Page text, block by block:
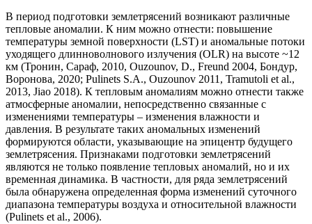
В период подготовки землетрясений возникают различные
тепловые аномалии. К ним можно отнести: повышение
температуры земной поверхности (LST) и аномальные потоки
уходящего длинноволнового излучения (OLR) на высоте ~12
км (Тронин, Сараф, 2010, Ouzounov, D., Freund 2004, Бондур,
Воронова, 2020; Pulinets S.A., Ouzounov 2011, Tramutoli et al.,
2013, Jiao 2018). К тепловым аномалиям можно отнести также
атмосферные аномалии, непосредственно связанные с
изменениями температуры – изменения влажности и
давления. В результате таких аномальных изменений
формируются области, указывающие на эпицентр будущего
землетрясения. Признаками подготовки землетрясений
являются не только появление тепловых аномалий, но и их
временная динамика. В частности, для ряда землетрясений
была обнаружена определенная форма изменений суточного
диапазона температуры воздуха и относительной влажности
(Pulinets et al., 2006).